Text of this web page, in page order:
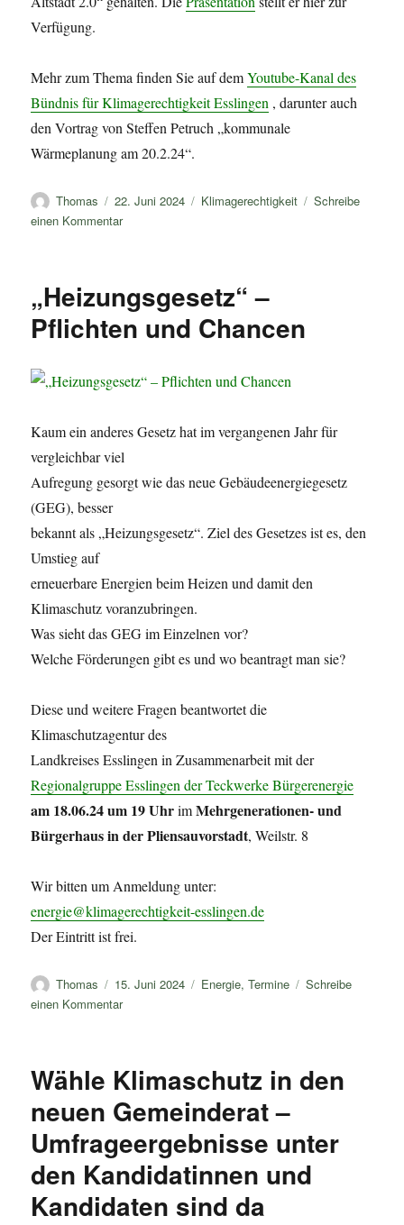
Verfügung.
Mehr zum Thema finden Sie auf demYoutube-Kanal des
Bündnis für Klimagerechtigkeit Esslingen , darunter auch
den Vortrag von Steffen Petruch „kommunale
Wärmeplanung am 20.2.24“.
Autor
Thomas
Veröffentlicht
am
22. Juni 2024 Kategorien
Klimagerechtigkeit
Schreibe
einen Kommentarzu
„Heizungsgesetz“ –
Pflichten und Chancen
Kaum ein anderes Gesetz hat im vergangenen Jahr für
vergleichbar viel
Aufregung gesorgt wie das neue Gebäudeenergiegesetz
(GEG), besser
bekannt als „Heizungsgesetz“. Ziel des Gesetzes ist es, den
Umstieg auf
erneuerbare Energien beim Heizen und damit den
Klimaschutz voranzubringen.
Was sieht das GEG im Einzelnen vor?
Welche Förderungen gibt es und wo beantragt man sie?
Diese und weitere Fragen beantwortet die
Klimaschutzagentur des
Landkreises Esslingen in Zusammenarbeit mit der
Regionalgruppe Esslingen der Teckwerke Bürgerenergie
am 18.06.24 um 19 UhrimMehrgenerationen- und
Bürgerhaus in der Pliensauvorstadt, Weilstr. 8
Wir bitten um Anmeldung unter:
energie@klimagerechtigkeit-esslingen.de
Der Eintritt ist frei.
Autor
Thomas
Veröffentlicht
am
15. Juni 2024 Kategorien
Energie,Termine
Schreibe
einen Kommentarzu
und
Wähle Klimaschutz in den
neuen Gemeinderat –
Umfrageergebnisse unter
den Kandidatinnen und
Kandidaten sind da